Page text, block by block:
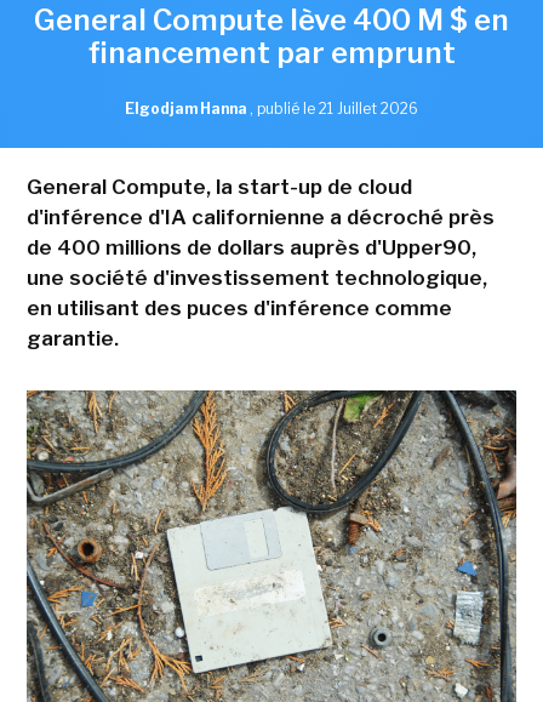
General Compute lève 400 M $ en
financement par emprunt
Elgodjam Hanna , publié le 21 Juillet 2026
General Compute, la start-up de cloud
d'inférence d'IA californienne a décroché près
de 400 millions de dollars auprès d'Upper90,
une société d'investissement technologique,
en utilisant des puces d'inférence comme
garantie.